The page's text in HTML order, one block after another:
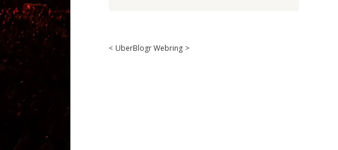
< UberBlogr Webring >